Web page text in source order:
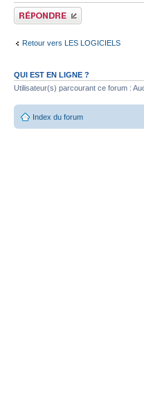
Publier une réponse
Retour vers LES LOGICIELS
QUI EST EN LIGNE ?
Utilisateur(s) parcourant ce forum :
Index du forum